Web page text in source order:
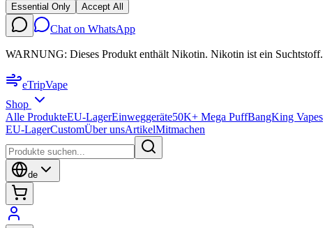
Essential Only Accept All
Chat on WhatsApp
WARNUNG: Dieses Produkt enthält Nikotin. Nikotin ist ein Suchtstoff.
eTripVape
Shop
Alle ProdukteEU-LagerEinweggeräte50K+ Mega PuffBangKing Vapes
EU-LagerCustomÜber unsArtikelMitmachen
de